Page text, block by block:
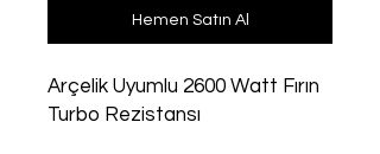
Hemen Satın Al
Arçelik Uyumlu 2600 Watt Fırın
Turbo Rezistansı